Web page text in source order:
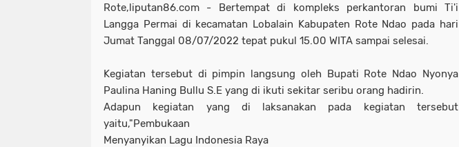
Rote,liputan86.com - Bertempat di kompleks perkantoran bumi Ti'i
Langga Permai di kecamatan Lobalain Kabupaten Rote Ndao pada hari
Jumat Tanggal 08/07/2022 tepat pukul 15.00 WITA sampai selesai.
Kegiatan tersebut di pimpin langsung oleh Bupati Rote Ndao Nyonya
Paulina Haning Bullu S.E yang di ikuti sekitar seribu orang hadirin.
Adapun kegiatan yang di laksanakan pada kegiatan tersebut
yaitu,"Pembukaan
Menyanyikan Lagu Indonesia Raya